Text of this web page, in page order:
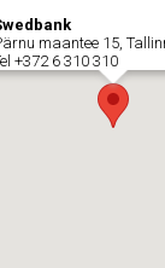
maantee 15,
+372 6 310 310